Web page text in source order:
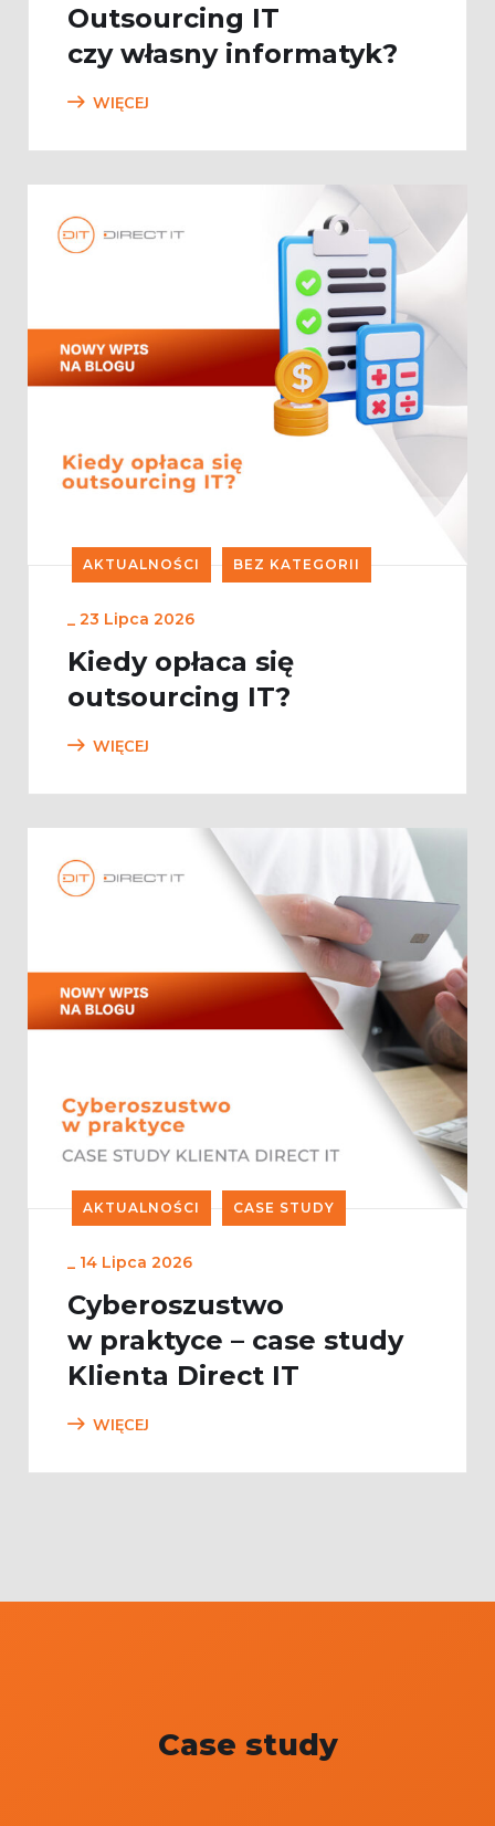
Outsourcing IT
czy własny informatyk?
WIĘCEJ
AKTUALNOŚCI BEZ KATEGORII
_ 23 Lipca 2026
Kiedy opłaca się
outsourcing IT?
WIĘCEJ
AKTUALNOŚCI CASE STUDY
_ 14 Lipca 2026
Cyberoszustwo
w praktyce – case study
Klienta Direct IT
WIĘCEJ
Case study